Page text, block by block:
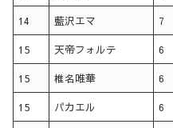
14 藍沢エマ 7
15 天帝フォルテ 6
15 椎名唯華 6
15 パカエル 6